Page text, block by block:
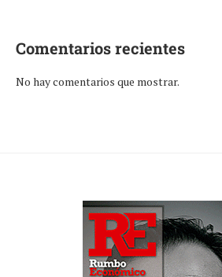
Comentarios recientes
No hay comentarios que mostrar.